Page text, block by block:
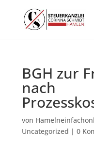
BGH zur
nach
von
Uncategorized | 0